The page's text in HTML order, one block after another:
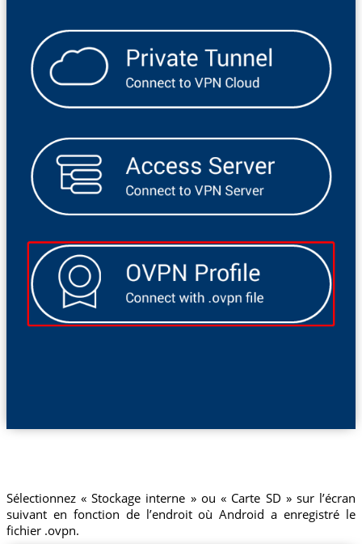
Sélectionnez « Stockage interne » ou « Carte SD » sur l’écran
suivant en fonction de l’endroit où Android a enregistré le
fichier .ovpn.